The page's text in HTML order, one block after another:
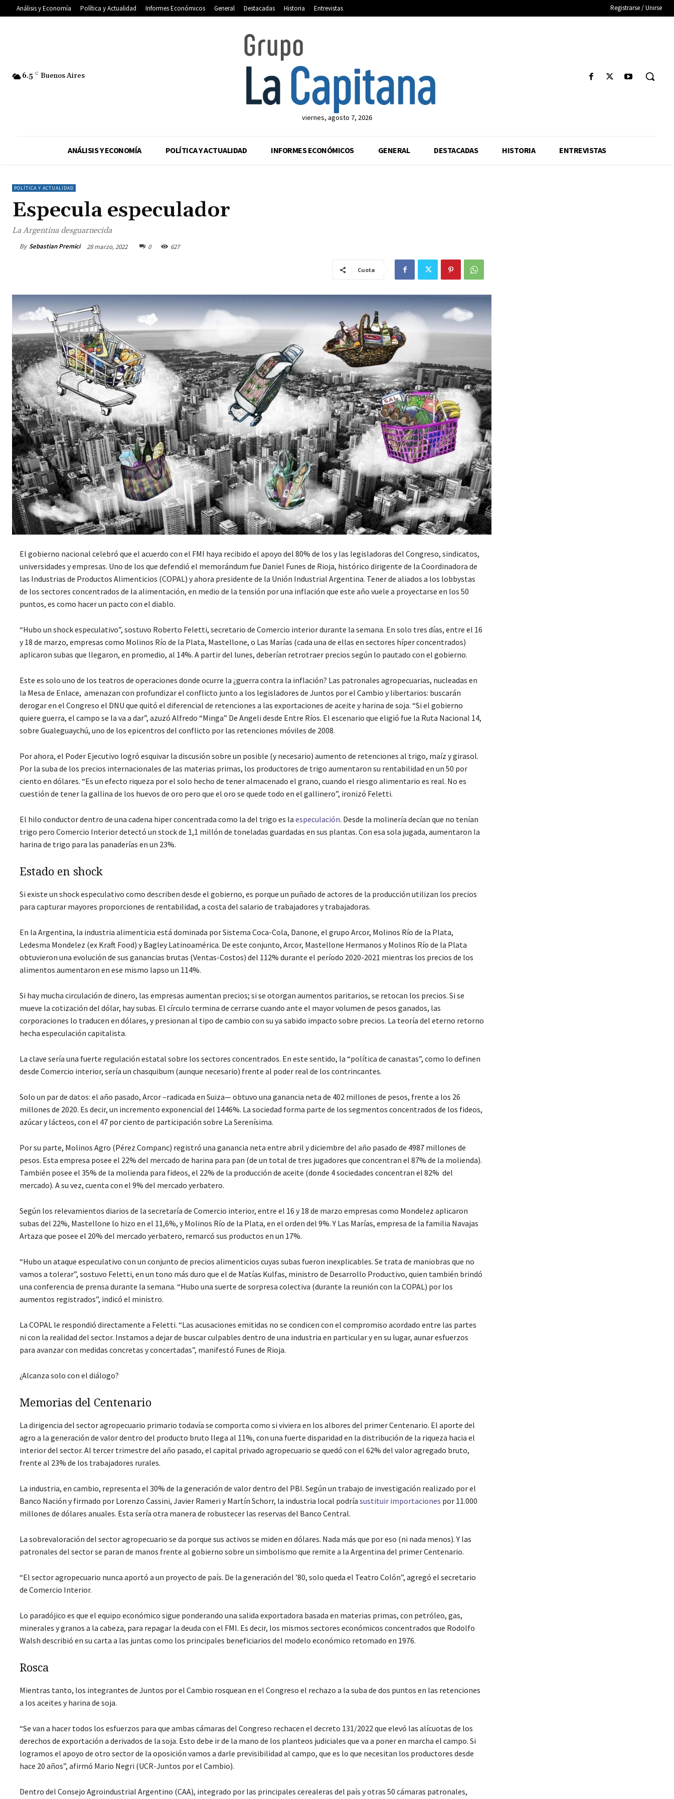
Análisis y Economía Política y Actualidad Informes Económicos General Destacadas Historia Entrevistas Registrarse / Unirse
6.5 C Buenos Aires
viernes, agosto 7, 2026
ANÁLISIS Y ECONOMÍA POLÍTICA Y ACTUALIDAD INFORMES ECONÓMICOS GENERAL DESTACADAS HISTORIA ENTREVISTAS
POLÍTICA Y ACTUALIDAD
Especula especulador
La Argentina desguarnecida
By Sebastian Premici 28 marzo, 2022 0 627
Cuota
El gobierno nacional celebró que el acuerdo con el FMI haya recibido el apoyo del 80% de los y las legisladoras del Congreso, sindicatos,
universidades y empresas. Uno de los que defendió el memorándum fue Daniel Funes de Rioja, histórico dirigente de la Coordinadora de
las Industrias de Productos Alimenticios (COPAL) y ahora presidente de la Unión Industrial Argentina. Tener de aliados a los lobbystas
de los sectores concentrados de la alimentación, en medio de la tensión por una inflación que este año vuele a proyectarse en los 50
puntos, es como hacer un pacto con el diablo.
“Hubo un shock especulativo”, sostuvo Roberto Feletti, secretario de Comercio interior durante la semana. En solo tres días, entre el 16
y 18 de marzo, empresas como Molinos Río de la Plata, Mastellone, o Las Marías (cada una de ellas en sectores híper concentrados)
aplicaron subas que llegaron, en promedio, al 14%. A partir del lunes, deberían retrotraer precios según lo pautado con el gobierno.
Este es solo uno de los teatros de operaciones donde ocurre la ¿guerra contra la inflación? Las patronales agropecuarias, nucleadas en
la Mesa de Enlace, amenazan con profundizar el conflicto junto a los legisladores de Juntos por el Cambio y libertarios: buscarán
derogar en el Congreso el DNU que quitó el diferencial de retenciones a las exportaciones de aceite y harina de soja. “Si el gobierno
quiere guerra, el campo se la va a dar”, azuzó Alfredo “Minga” De Angeli desde Entre Ríos. El escenario que eligió fue la Ruta Nacional 14,
sobre Gualeguaychú, uno de los epicentros del conflicto por las retenciones móviles de 2008.
Por ahora, el Poder Ejecutivo logró esquivar la discusión sobre un posible (y necesario) aumento de retenciones al trigo, maíz y girasol.
Por la suba de los precios internacionales de las materias primas, los productores de trigo aumentaron su rentabilidad en un 50 por
ciento en dólares. “Es un efecto riqueza por el solo hecho de tener almacenado el grano, cuando el riesgo alimentario es real. No es
cuestión de tener la gallina de los huevos de oro pero que el oro se quede todo en el gallinero”, ironizó Feletti.
El hilo conductor dentro de una cadena hiper concentrada como la del trigo es la especulación. Desde la molinería decían que no tenían
trigo pero Comercio Interior detectó un stock de 1,1 millón de toneladas guardadas en sus plantas. Con esa sola jugada, aumentaron la
harina de trigo para las panaderías en un 23%.
Estado en shock
Si existe un shock especulativo como describen desde el gobierno, es porque un puñado de actores de la producción utilizan los precios
para capturar mayores proporciones de rentabilidad, a costa del salario de trabajadores y trabajadoras.
En la Argentina, la industria alimenticia está dominada por Sistema Coca-Cola, Danone, el grupo Arcor, Molinos Río de la Plata,
Ledesma Mondelez (ex Kraft Food) y Bagley Latinoamérica. De este conjunto, Arcor, Mastellone Hermanos y Molinos Río de la Plata
obtuvieron una evolución de sus ganancias brutas (Ventas-Costos) del 112% durante el período 2020-2021 mientras los precios de los
alimentos aumentaron en ese mismo lapso un 114%.
Si hay mucha circulación de dinero, las empresas aumentan precios; si se otorgan aumentos paritarios, se retocan los precios. Si se
mueve la cotización del dólar, hay subas. El círculo termina de cerrarse cuando ante el mayor volumen de pesos ganados, las
corporaciones lo traducen en dólares, y presionan al tipo de cambio con su ya sabido impacto sobre precios. La teoría del eterno retorno
hecha especulación capitalista.
La clave sería una fuerte regulación estatal sobre los sectores concentrados. En este sentido, la “política de canastas”, como lo definen
desde Comercio interior, sería un chasquibum (aunque necesario) frente al poder real de los contrincantes.
Solo un par de datos: el año pasado, Arcor –radicada en Suiza— obtuvo una ganancia neta de 402 millones de pesos, frente a los 26
millones de 2020. Es decir, un incremento exponencial del 1446%. La sociedad forma parte de los segmentos concentrados de los fideos,
azúcar y lácteos, con el 47 por ciento de participación sobre La Serenísima.
Por su parte, Molinos Agro (Pérez Companc) registró una ganancia neta entre abril y diciembre del año pasado de 4987 millones de
pesos. Esta empresa posee el 22% del mercado de harina para pan (de un total de tres jugadores que concentran el 87% de la molienda).
También posee el 35% de la molienda para fideos, el 22% de la producción de aceite (donde 4 sociedades concentran el 82% del
mercado). A su vez, cuenta con el 9% del mercado yerbatero.
Según los relevamientos diarios de la secretaría de Comercio interior, entre el 16 y 18 de marzo empresas como Mondelez aplicaron
subas del 22%, Mastellone lo hizo en el 11,6%, y Molinos Río de la Plata, en el orden del 9%. Y Las Marías, empresa de la familia Navajas
Artaza que posee el 20% del mercado yerbatero, remarcó sus productos en un 17%.
“Hubo un ataque especulativo con un conjunto de precios alimenticios cuyas subas fueron inexplicables. Se trata de maniobras que no
vamos a tolerar”, sostuvo Feletti, en un tono más duro que el de Matías Kulfas, ministro de Desarrollo Productivo, quien también brindó
una conferencia de prensa durante la semana. “Hubo una suerte de sorpresa colectiva (durante la reunión con la COPAL) por los
aumentos registrados”, indicó el ministro.
La COPAL le respondió directamente a Feletti. “Las acusaciones emitidas no se condicen con el compromiso acordado entre las partes
ni con la realidad del sector. Instamos a dejar de buscar culpables dentro de una industria en particular y en su lugar, aunar esfuerzos
para avanzar con medidas concretas y concertadas”, manifestó Funes de Rioja.
¿Alcanza solo con el diálogo?
Memorias del Centenario
La dirigencia del sector agropecuario primario todavía se comporta como si viviera en los albores del primer Centenario. El aporte del
agro a la generación de valor dentro del producto bruto llega al 11%, con una fuerte disparidad en la distribución de la riqueza hacia el
interior del sector. Al tercer trimestre del año pasado, el capital privado agropecuario se quedó con el 62% del valor agregado bruto,
frente al 23% de los trabajadores rurales.
La industria, en cambio, representa el 30% de la generación de valor dentro del PBI. Según un trabajo de investigación realizado por el
Banco Nación y firmado por Lorenzo Cassini, Javier Rameri y Martín Schorr, la industria local podría sustituir importaciones por 11.000
millones de dólares anuales. Esta sería otra manera de robustecer las reservas del Banco Central.
La sobrevaloración del sector agropecuario se da porque sus activos se miden en dólares. Nada más que por eso (ni nada menos). Y las
patronales del sector se paran de manos frente al gobierno sobre un simbolismo que remite a la Argentina del primer Centenario.
“El sector agropecuario nunca aportó a un proyecto de país. De la generación del ’80, solo queda el Teatro Colón”, agregó el secretario
de Comercio Interior.
Lo paradójico es que el equipo económico sigue ponderando una salida exportadora basada en materias primas, con petróleo, gas,
minerales y granos a la cabeza, para repagar la deuda con el FMI. Es decir, los mismos sectores económicos concentrados que Rodolfo
Walsh describió en su carta a las juntas como los principales beneficiarios del modelo económico retomado en 1976.
Rosca
Mientras tanto, los integrantes de Juntos por el Cambio rosquean en el Congreso el rechazo a la suba de dos puntos en las retenciones
a los aceites y harina de soja.
“Se van a hacer todos los esfuerzos para que ambas cámaras del Congreso rechacen el decreto 131/2022 que elevó las alícuotas de los
derechos de exportación a derivados de la soja. Esto debe ir de la mano de los planteos judiciales que va a poner en marcha el campo. Si
logramos el apoyo de otro sector de la oposición vamos a darle previsibilidad al campo, que es lo que necesitan los productores desde
hace 20 años”, afirmó Mario Negri (UCR-Juntos por el Cambio).
Dentro del Consejo Agroindustrial Argentino (CAA), integrado por las principales cerealeras del país y otras 50 cámaras patronales,